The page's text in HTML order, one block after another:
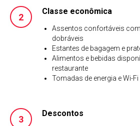
Classe econômica
Assentos confortáveis
dobráveis
Estantes de bagagem e
Alimentos e bebidas
restaurante
Tomadas de energia e Wi-Fi
Descontos